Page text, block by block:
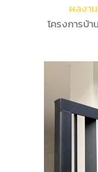
ผลงา
โครงการบ้